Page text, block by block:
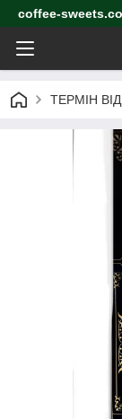
coffee-
ТЕРМІН